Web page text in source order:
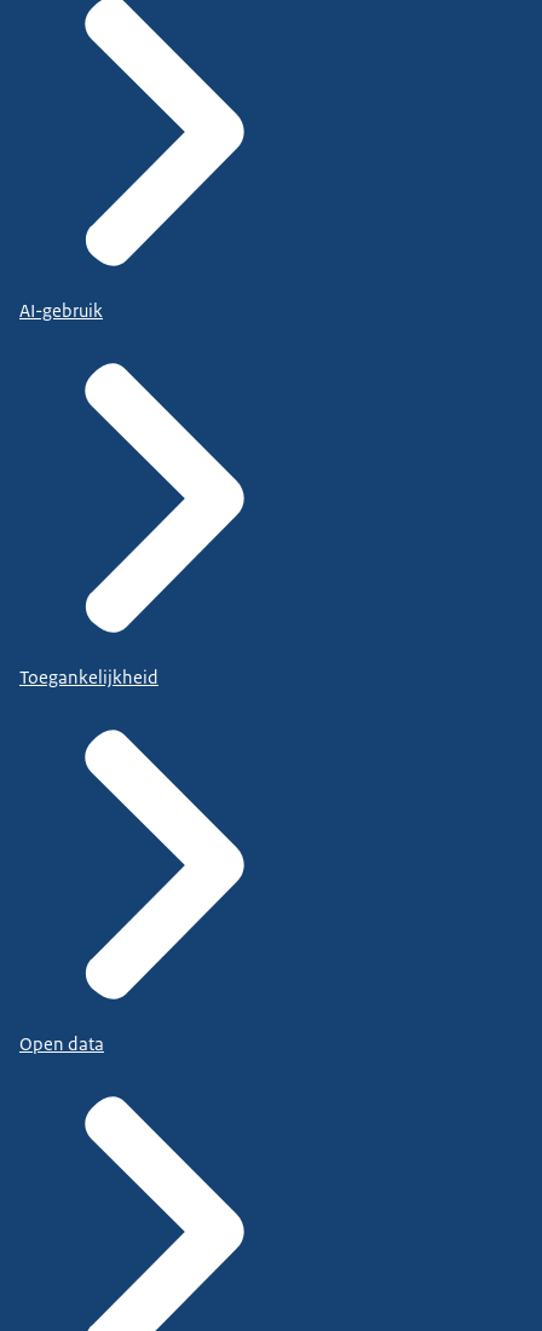
AI-gebruik
Toegankelijkheid
Open data